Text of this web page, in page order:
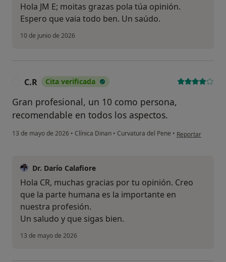
Hola JM E; moitas grazas pola túa opinión.
Espero que vaia todo ben. Un saúdo.
10 de junio de 2026
C.R Cita verificada
Gran profesional, un 10 como persona,
recomendable en todos los aspectos.
13 de mayo de 2026 • Clínica Dinan • Curvatura del Pene • en opinión del
Reportar
Dr. Darío Calafiore
Hola CR, muchas gracias por tu opinión. Creo
que la parte humana es la importante en
nuestra profesión.
Un saludo y que sigas bien.
13 de mayo de 2026